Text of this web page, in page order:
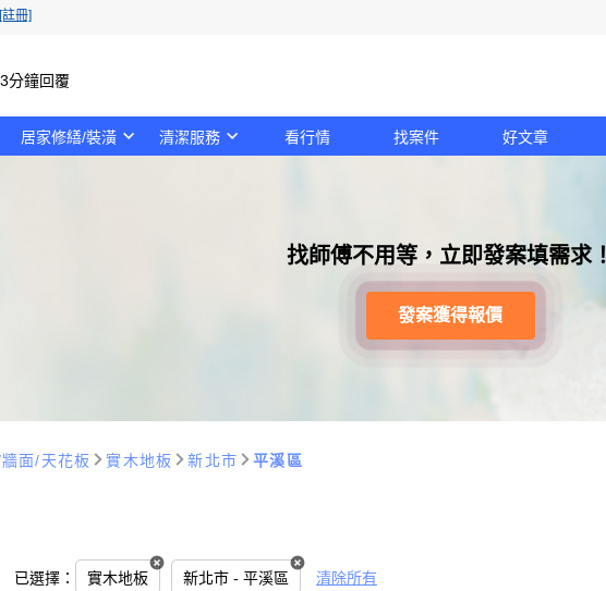
[註冊]
鐘回覆
居家修繕/裝潢 清潔服務 看行情 找案件 好文章
找師傅不用等，立即發案填需求！
發案獲得報價
面/天花板 實木地板 新北市 平溪區
已選擇： 實木地板 新北市 - 平溪區 清除所有